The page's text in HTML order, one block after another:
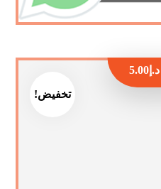
تخفيض!
د.إ5.00